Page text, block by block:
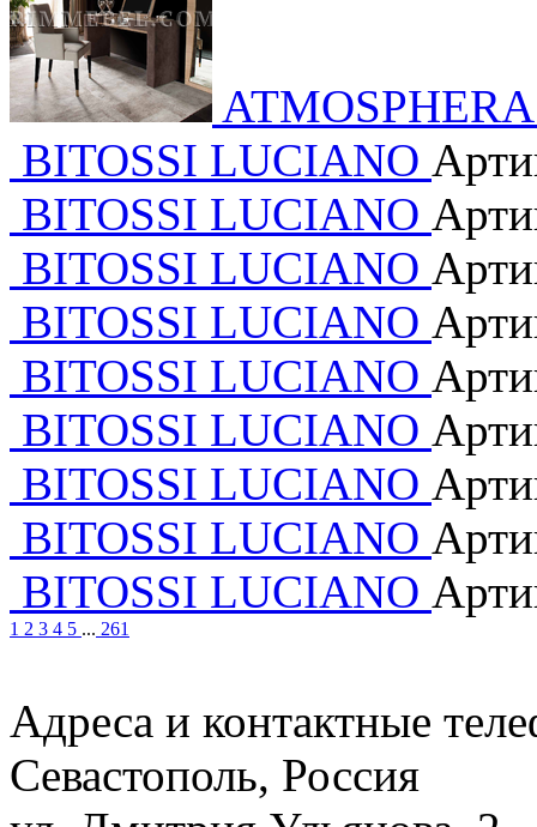
ATMOSPHERA
BITOSSI LUCIANO
BITOSSI LUCIANO
BITOSSI LUCIANO
BITOSSI LUCIANO
BITOSSI LUCIANO
BITOSSI LUCIANO
BITOSSI LUCIANO
BITOSSI LUCIANO
BITOSSI LUCIANO
1 2 3 4 5 ... 261
Адреса и контактные
Севастополь, Россия